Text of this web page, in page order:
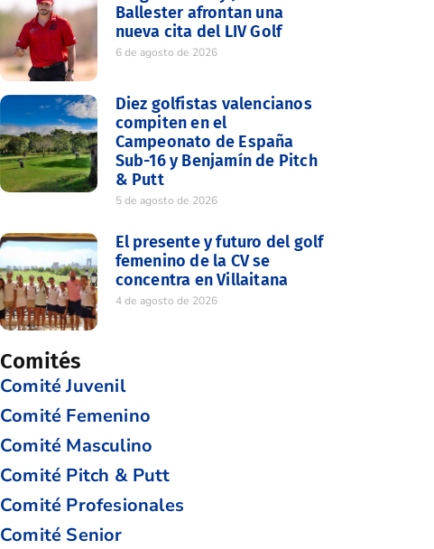
Ballester afrontan una
nueva cita del LIV Golf
6 de agosto de 2026
Diez golfistas valencianos
compiten en el
Campeonato de España
Sub-16 y Benjamín de Pitch
& Putt
5 de agosto de 2026
El presente y futuro del golf
femenino de la CV se
concentra en Villaitana
4 de agosto de 2026
Comités
Comité Juvenil
Comité Femenino
Comité Masculino
Comité Pitch & Putt
Comité Profesionales
Comité Senior